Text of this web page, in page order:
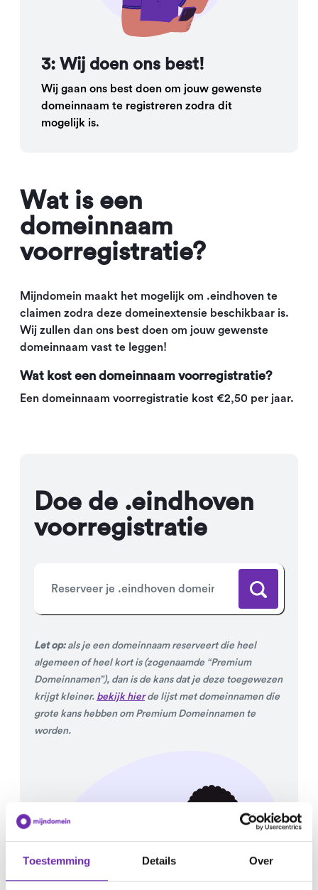
Toestemming Details Over
3: Wij doen ons best!
Wij gaan ons best doen om jouw gewenste
domeinnaam te registreren zodra dit
mogelijk is.
Wat is een
domeinnaam
voorregistratie?
Mijndomein maakt het mogelijk om .eindhoven te
claimen zodra deze domeinextensie beschikbaar is.
Wij zullen dan ons best doen om jouw gewenste
domeinnaam vast te leggen!
Wat kost een domeinnaam voorregistratie?
Een domeinnaam voorregistratie kost €2,50 per jaar.
Doe de .eindhoven
voorregistratie
Let op:als je een domeinnaam reserveert die heel
algemeen of heel kort is (zogenaamde “Premium
Domeinnamen”), dan is de kans dat je deze toegewezen
krijgt kleiner. bekijk hierde lijst met domeinnamen die
grote kans hebben om Premium Domeinnamen te
worden.